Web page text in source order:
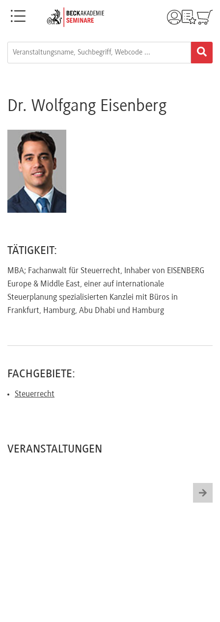
Menü
Webinare
Learnings
Kontakt
uns
Dr. Wolfgang Eisenberg
TÄTIGKEIT:
MBA; Fachanwalt für Steuerrecht, Inhaber von EISENBERG
Europe & Middle East, einer auf internationale
Steuerplanung spezialisierten Kanzlei mit Büros in
Frankfurt, Hamburg, Abu Dhabi und Hamburg
FACHGEBIETE:
Steuerrecht
VERANSTALTUNGEN